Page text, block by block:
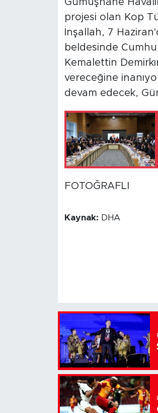
projesi olan Kop
İnşallah, 7
beldesinde
Kemalettin
vereceğine
devam edecek,
FOTOĞRAFLI
Kaynak: DHA